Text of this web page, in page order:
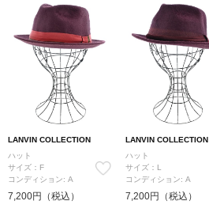
LANVIN COLLECTION
ハット
サイズ：F
コンディション: A
7,200円（税込）
LANVIN COLLECTION
ハット
サイズ：L
コンディション: A
7,200円（税込）